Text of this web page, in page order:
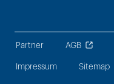
Partner AGB
Impressum Sitemap